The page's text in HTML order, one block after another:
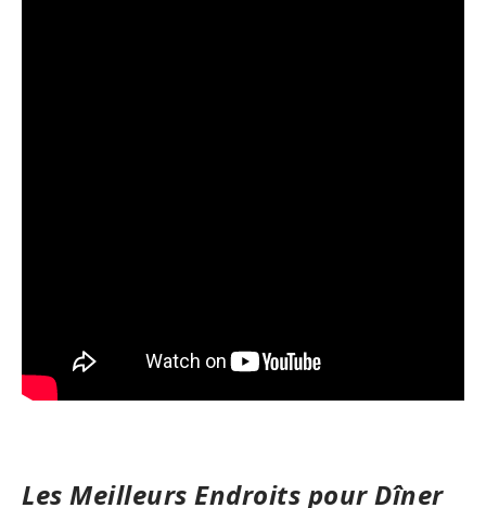
Les Meilleurs Endroits pour Dîner